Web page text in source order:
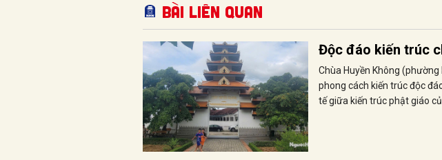
Bài liên quan
Độc đáo kiến trúc
Chùa Huyền Không (phường
phong cách kiến trúc độc
tế giữa kiến trúc phật giáo